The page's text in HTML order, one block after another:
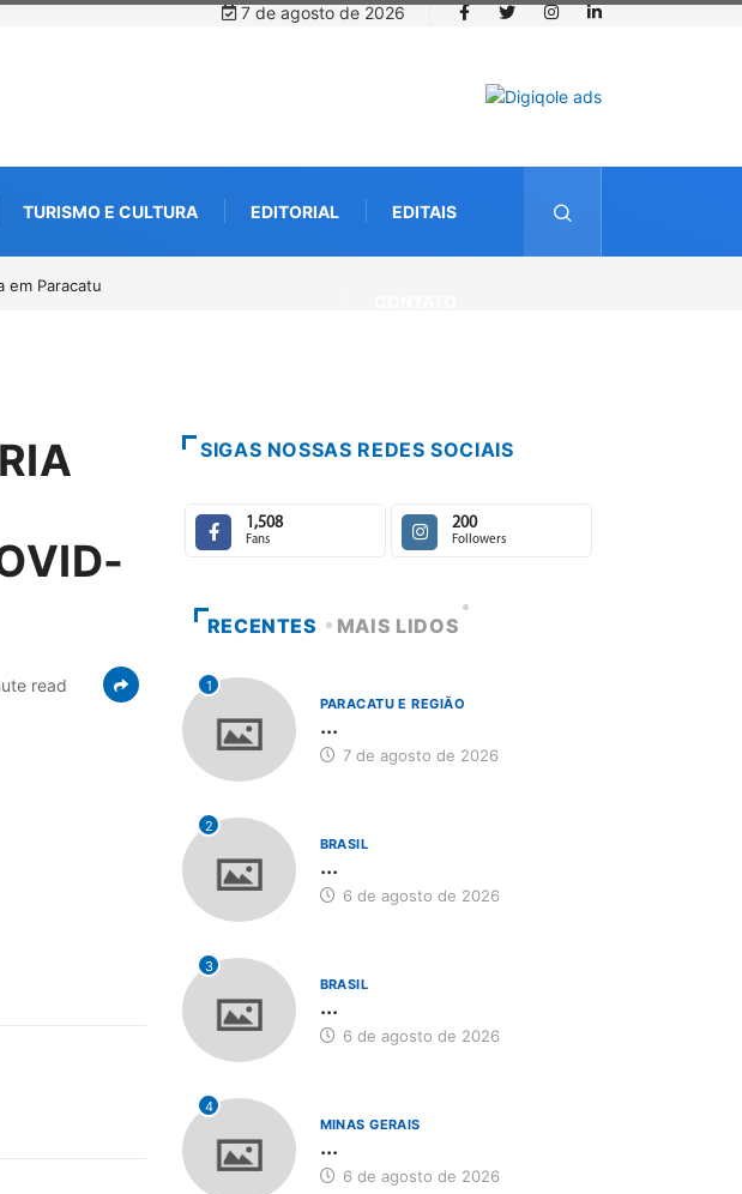
7 de agosto de 2026
TURISMO E CULTURA EDITORIAL EDITAIS
em Paracatu
read
SIGAS NOSSAS REDES SOCIAIS
1,508
Fans
200
Followers
RECENTES MAIS LIDOS
1
PARACATU E REGIÃO
...
7 de agosto de 2026
2
BRASIL
...
6 de agosto de 2026
3
BRASIL
...
6 de agosto de 2026
4
MINAS GERAIS
...
6 de agosto de 2026